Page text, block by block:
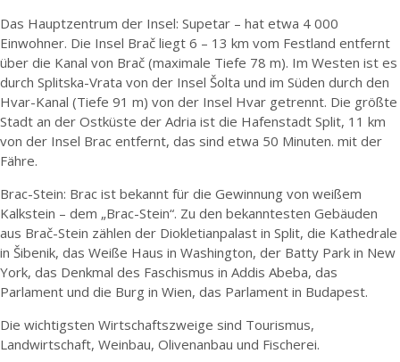
Das Hauptzentrum der Insel: Supetar – hat etwa 4 000
Einwohner. Die Insel Brač liegt 6 – 13 km vom Festland entfernt
über die Kanal von Brač (maximale Tiefe 78 m). Im Westen ist es
durch Splitska-Vrata von der Insel Šolta und im Süden durch den
Hvar-Kanal (Tiefe 91 m) von der Insel Hvar getrennt. Die größte
Stadt an der Ostküste der Adria ist die Hafenstadt Split, 11 km
von der Insel Brac entfernt, das sind etwa 50 Minuten. mit der
Fähre.
Brac-Stein: Brac ist bekannt für die Gewinnung von weißem
Kalkstein – dem „Brac-Stein“. Zu den bekanntesten Gebäuden
aus Brač-Stein zählen der Diokletianpalast in Split, die Kathedrale
in Šibenik, das Weiße Haus in Washington, der Batty Park in New
York, das Denkmal des Faschismus in Addis Abeba, das
Parlament und die Burg in Wien, das Parlament in Budapest.
Die wichtigsten Wirtschaftszweige sind Tourismus,
Landwirtschaft, Weinbau, Olivenanbau und Fischerei.